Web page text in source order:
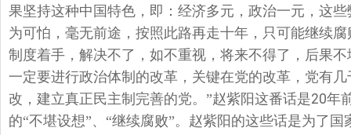
果坚持这种中国特色，即：经济多元，政治一元，这
为可怕，毫无前途，按照此路再走十年，只可能继续
制度着手，解决不了，如不重视，将来不得了，后果
一定要进行政治体制的改革，关键在党的改革，党有
改，建立真正民主制完善的党。”赵紫阳这番话是20年
的“不堪设想”、“继续腐败”。赵紫阳的这些话是为了